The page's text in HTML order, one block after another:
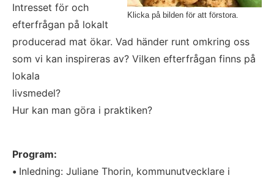
Klicka på bilden för att förstora.
Intresset för och
efterfrågan på lokalt
producerad mat ökar. Vad händer runt omkring oss
som vi kan inspireras av? Vilken efterfrågan finns på
lokala
livsmedel?
Hur kan man göra i praktiken?
Program:
• Inledning: Juliane Thorin, kommunutvecklare i